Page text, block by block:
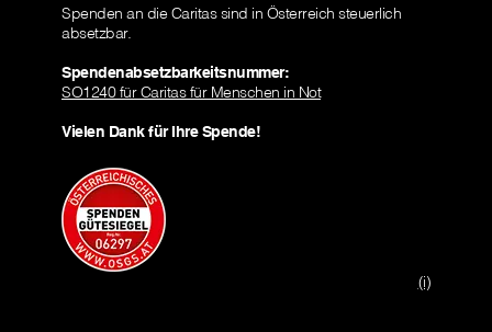
Spenden an die Caritas sind in Österreich steuerlich
absetzbar.
Spendenabsetzbarkeitsnummer:
SO1240 für Caritas für Menschen in Not
Vielen Dank für Ihre Spende!
(i)